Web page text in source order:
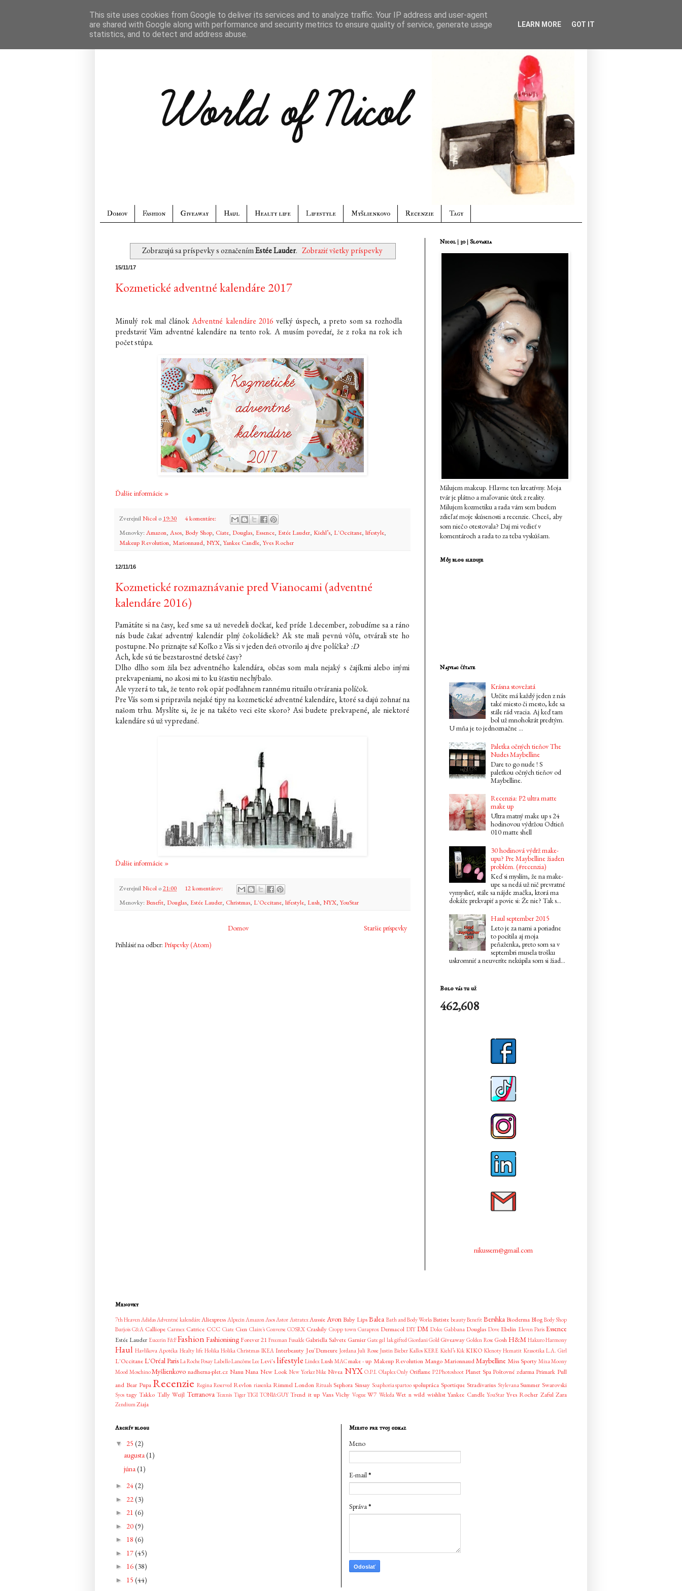
Domov Fashion Giveaway Haul Healty life Lifestyle Myšlienkovo Recenzie Tagy
Zobrazujú sa príspevky s označenímEstée Lauder. Zobraziť všetky príspevky
15/11/17
Kozmetické adventné kalendáre 2017
Minulý rok mal článokAdventné kalendáre 2016 veľký úspech, a preto som sa rozhodla
predstaviť Vám adventné kalendáre na tento rok. A musím povedať, že z roka na rok ich
počet stúpa.
Ďalšie informácie »
ZverejnilNicol o 19:30
4 komentáre:
Menovky: Amazon, Asos, Body Shop, Ciate, Douglas, Essence, Estée Lauder, Kiehl’s, L'Occitane, lifestyle,
Makeup Revolution, Marionnaud, NYX,Yankee Candle,Yves Rocher
12/11/16
Kozmetické rozmaznávanie pred Vianocami (adventné
kalendáre 2016)
Pamätáte si na časy, keď sme sa už nevedeli dočkať, keď príde 1.december, zobudíme sa a ráno
nás bude čakať adventný kalendár plný čokoládiek? Ak ste mali pevnú vôľu, otvárali ste ho
postupne. No priznajte sa! Koľko z Vás si v jeden deň otvorilo aj dve políčka? :D
Ach, kde sú tie bezstarostné detské časy?
Dlho dlho som žila bez adventného kalendára, občas som mala nejaký s čajíkmi alebo inými
prekvapeniami, no akosi mi to ku šťastiu nechýbalo.
Ale vyzerá to tak, že tento rok opäť podľahnem rannému rituálu otvárania políčok.
Pre Vás som si pripravila nejaké tipy na kozmetické adventné kalendáre, ktoré sa dajú zohnať na
našom trhu. Myslíte si, že je na takéto veci ešte skoro? Asi budete prekvapené, ale niektoré
kalendáre sú už vypredané.
Ďalšie informácie »
ZverejnilNicol o21:00
12 komentárov:
Menovky: Benefit, Douglas, Estée Lauder, Christmas, L'Occitane, lifestyle, Lush, NYX,YouStar
Staršie príspevky
Domov
Prihlásiť na odber: Príspevky (Atom)
Nicol | 30 | Slovakia
Milujem makeup. Hlavne ten kreatívny. Moja
tvár je plátno a maľovanie útek z reality.
Milujem kozmetiku a rada vám sem budem
zdieľať moje skúsenosti a recenzie. Chceš, aby
som niečo otestovala? Daj mi vedieť v
komentároch a rada to za teba vyskúšam.
Môj blog sleduje
Najviac čítate
Krásna stovežatá
Určite má každý jeden z nás
také miesto či mesto, kde sa
stále rád vracia. Aj keď tam
bol už mnohokrát predtým.
U mňa je to jednoznačne ...
Paletka očných tieňov The
Nudes Maybelline
Dare to go nude ! S
paletkou očných tieňov od
Maybelline.
Recenzia: P2 ultra matte
make up
Ultra matný make up s 24
hodinovou výdržou Odtieň
010 matte shell
30 hodinová výdrž make-
upu? Pre Maybelline žiaden
problém. (#recenzia)
Keď si myslím, že na make-
upe sa nedá už nič prevratné
vymyslieť, stále sa nájde značka, ktorá ma
dokáže prekvapiť a povie si: Že nie? Tak s...
Haul september 2015
Leto je za nami a poriadne
to pocítila aj moja
peňaženka, preto som sa v
septembri musela trošku
uskromniť a neuveríte nekúpila som si žiad...
Bolo vás tu už
462,608
nikussem@gmail.com
Menovky
7th Heaven Adidas Adventné kalendáreAliexpress Alpecin Amazon Asos Astor AstratexAussieAvonBaby LipsBalea Bath and Body WorksBatiste beautyBenefit Bershka BiodermaBlog Body Shop
Burjois C&A Calliope Carmex Catrice CCC Ciate Cien Claire's Converse COSRX Crashily Cropp town Curaprox Dermacol DIY DM Dolce Gabbana Douglas Dove Ebelin Eleven Paris Essence
Estée Lauder Eucerin F&FFashion Fashionising Forever 21 Freeman Fusakle Gabriella Salvete Garnier Gategel lakgifted Giordani Gold Giveaway Golden Rose GoshH&M HakuroHarmony
Haul Havlíkova Apotéka Healty life Holika Holika Christmas IKEA Interbeauty Jeu´Demeure Jordana Juli Rosse Justin Bieber Kallos KERE Kiehl’s Kik KIKO Klenoty Hematit Krasotika L.A. Girl
L'OccitaneL'Oréal Paris La Roche Posay LabelloLancômeLeeLevi'slifestyle LindexLush MACmake - up Makeup Revolution Mango MarionnaudMaybelline Miss Sporty Mixa Moony
Mood MoschinoMyšlienkovo nadherna-plet.cz Nanu Nana New Look New YorkerNike Nivea NYX O.P.I. OlaplexOnly Oriflame P2Photoshoot Planet Spa Poštovné zdarma Primark Pull
and Bear Pupa Recenzie Regina Reserved Revlon riasenka Rimmel London Rituals Sephora Sinsay Soaphoria spartoo spolupráca Sportique Stradivarius Stylevana Summer Swarovski
Syos tagy Takko Tally Weijl Terranova Tezenis Tiger TIGI TONI&GUY Trend it up Vans Vichy Vogue W7 Weleda Wet n wild wishlist Yankee Candle YouStar Yves Rocher Zaful Zara
Zendium Ziaja
Archív blogu
▼ 25 (2)
augusta(1)
júna(1)
► 24(2)
► 22(3)
► 21 (6)
► 20(9)
► 18 (6)
► 17(45)
► 16(38)
► 15 (44)
Miesto pre tvoj odkaz
Meno
E-mail*
Správa*
This site uses cookies from Google to deliver its services and to analyze traffic. Your IP address and user-agent
are shared with Google along with performance and security metrics to ensure quality of service, generate usage
statistics, and to detect and address abuse.
LEARN MORE GOT IT